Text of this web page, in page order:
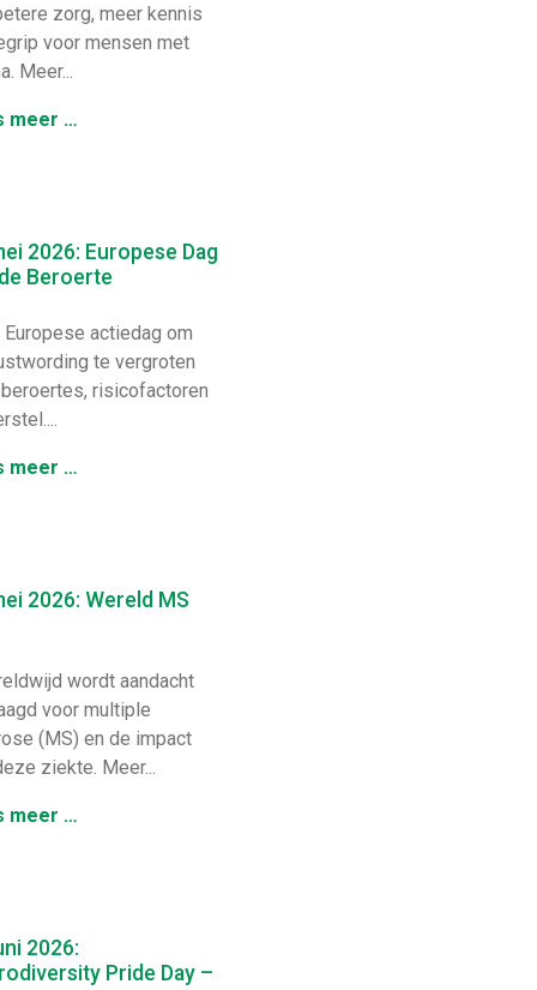
zorg, meer kennis
voor mensen met
Meer...
meer …
2026: Europese Dag
Beroerte
actiedag om
te vergroten
risicofactoren
meer …
2026: Wereld MS
wordt aandacht
voor multiple
(MS) en de impact
ziekte. Meer...
meer …
2026:
Pride Day –